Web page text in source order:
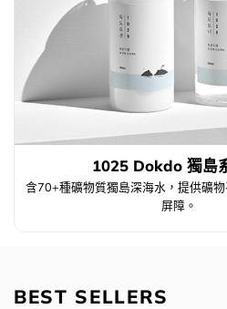
1025 Dokdo 獨島
含70+種礦物質獨島深海水，提供礦
屏障。
BEST SELLERS